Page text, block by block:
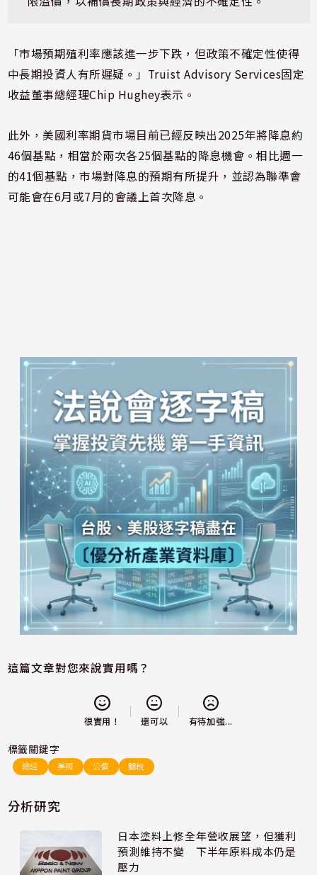
「市場預期殖利率應該進一步下跌，但政策不確定性使得
中長期投資人有所遲疑。」Truist Advisory Services固定
收益董事總經理Chip Hughey表示。
此外，美國利率期貨市場目前已經反映出2025年將降息約
46個基點，相當於兩次各25個基點的降息機會。相比週一
的41個基點，市場對降息的預期有所提升，並認為聯準會
可能會在6月或7月的會議上首次降息。
這篇文章對您來說實用嗎？
很實用！ 還可以 有待加強...
標籤關鍵字
總經 美國 公債 關稅
分析研究
日本塗料上修全年營收展望，但獲利
預測維持不變 下半年原料成本仍是
壓力